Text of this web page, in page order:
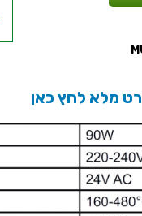
מלא לחץ כאן